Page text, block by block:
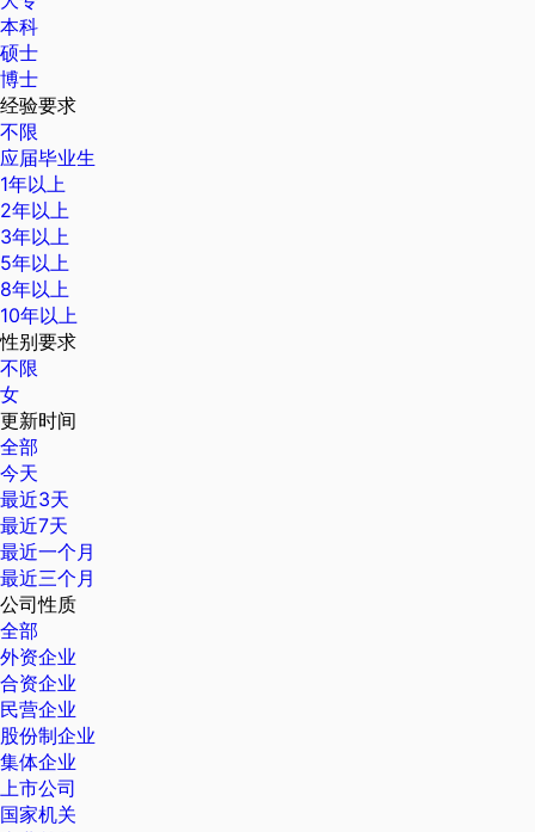
本科
硕士
博士
经验要求
不限
应届毕业生
1年以上
2年以上
3年以上
5年以上
8年以上
10年以上
性别要求
不限
女
更新时间
全部
今天
最近3天
最近7天
最近一个月
最近三个月
公司性质
全部
外资企业
合资企业
民营企业
股份制企业
集体企业
上市公司
国家机关